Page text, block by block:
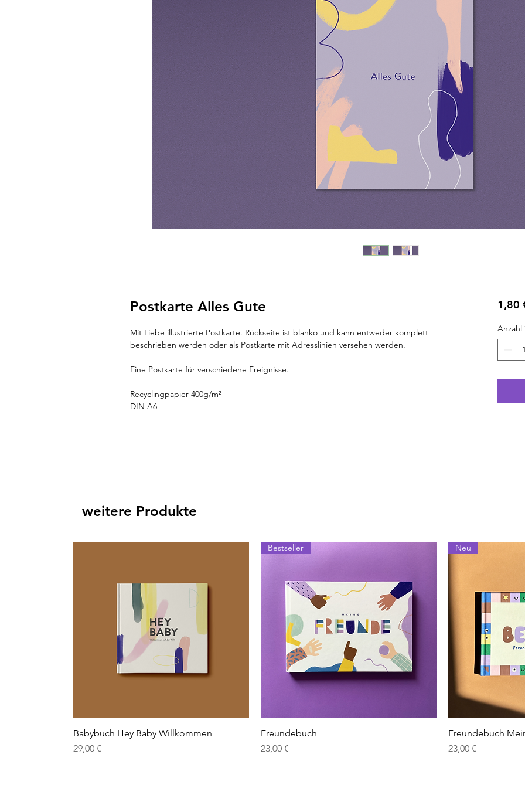
Postkarte Alles Gute
Mit Liebe illustrierte Postkarte. Rückseite ist blanko und kann entweder komplett
beschrieben werden oder als Postkarte mit Adresslinien versehen werden.
Eine Postkarte für verschiedene Ereignisse.
Recyclingpapier 400g/m²
DIN A6
1,80
Anzahl
weitere Produkte
Schnellansicht
Babybuch Hey Baby Willkommen
Preis
29,00 €
Bestseller
Freundebuch
Preis
23,00 €
Neu
Freundebuch
Preis
23,00 €